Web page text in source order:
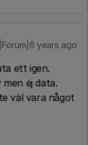
years ago
ett igen.
men ej data.
väl vara något